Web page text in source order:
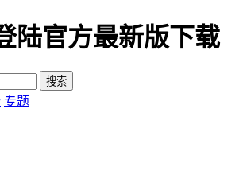
陆官方最新版下载
专题